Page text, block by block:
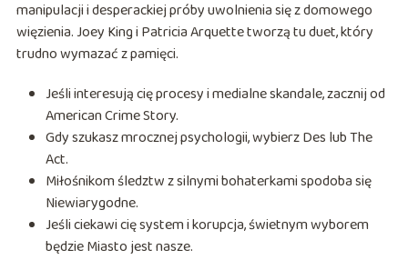
manipulacji i desperackiej próby uwolnienia się z domowego
więzienia. Joey King i Patricia Arquette tworzą tu duet, który
trudno wymazać z pamięci.
Jeśli interesują cię procesy i medialne skandale, zacznij od
American Crime Story.
Gdy szukasz mrocznej psychologii, wybierz Des lub The
Act.
Miłośnikom śledztw z silnymi bohaterkami spodoba się
Niewiarygodne.
Jeśli ciekawi cię system i korupcja, świetnym wyborem
będzie Miasto jest nasze.